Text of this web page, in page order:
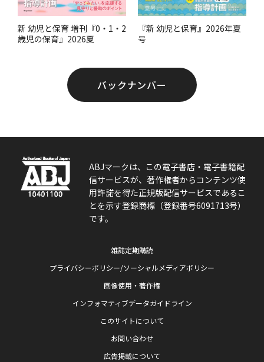
新 幼児と保育 増刊『0・1・2
歳児の保育』2026夏
『新 幼児と保育』2026年夏
号
バックナンバー
ABJマークは、この電子書店・電子書籍配
信サービスが、著作権者からコンテンツ使
用許諾を得た正規版配信サービスであるこ
とを示す登録商標（登録番号6091713号）
です。
雑誌定期購読
プライバシーポリシー/ソーシャルメディアポリシー
画像使用・著作権
インフォマティブデータガイドライン
このサイトについて
お問い合わせ
広告掲載について